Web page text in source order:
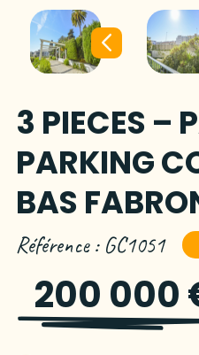
3 PIECES –
PARKING
BAS
Référence : GC1051
200 000